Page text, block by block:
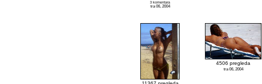
3 komentara
tra 06, 2004
4506 pregleda
tra 06, 2004